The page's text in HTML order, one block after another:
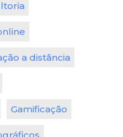
a distância
Gamificação